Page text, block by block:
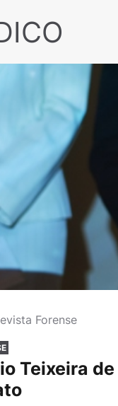
Forense
Teixeira